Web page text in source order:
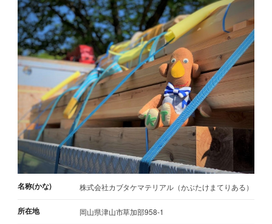
名称(かな) 株式会社カブタケマテリアル（かぶたけまてりある）
所在地 岡山県津山市草加部958-1